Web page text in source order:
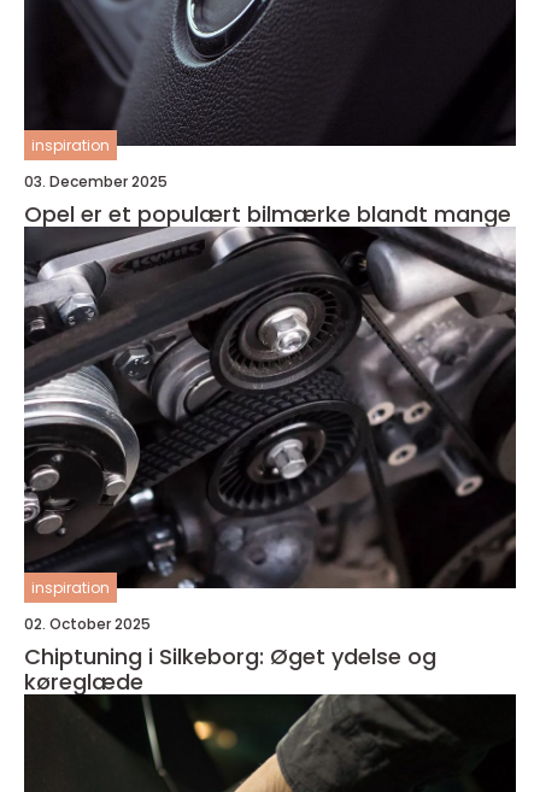
inspiration
03. December 2025
Opel er et populært bilmærke blandt mange
inspiration
02. October 2025
Chiptuning i Silkeborg: Øget ydelse og
køreglæde